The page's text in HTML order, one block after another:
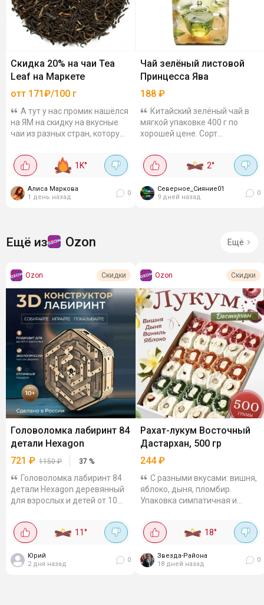
Скидка 20% на чаи Tea
Leaf на Маркете
отт 171₽/100 г
А тут у нас промик нашёлся
на ЯМ на скидку на вкусные
чаи из разных стран, которую
2025 года, свежие листья,
насыщенные вкусы.
Молочный улун,...
1K°
Алиса Маркова
1 день назад
0
Чай зелёный листовой
Принцесса Ява
188 ₽
Китайский зелёный чай в
мягкой упаковке 400 г по
хорошей цене. Сорт
лёгкой горчинкой. За 188
рублей при оплате Wb
кошелькомВнутри выглядит...
2°
Северное_Сияние01
9 дней назад
0
Ещё из Ozon Ещё
Ozon Скидки
Головоломка лабиринт 84
детали Hexagon
721 ₽ 1150₽ 37 %
Головоломка лабиринт 84
детали Hexagon деревянный
для взрослых и детей от 10
головоломок точно будет
интересно. Если верить озону
то в июле было в 2...
11°
Юрий
2 дня назад
0
Ozon Скидки
Рахат-лукум Восточный
Дастархан, 500 гр
244₽
С разными вкусами: вишня,
яблоко, дыня, пломбир.
Упаковка симпатичная и
а не как "ароматизатор
идентичный натуральному".
Текстура...
18°
Звезда-Района
18 дней назад
0